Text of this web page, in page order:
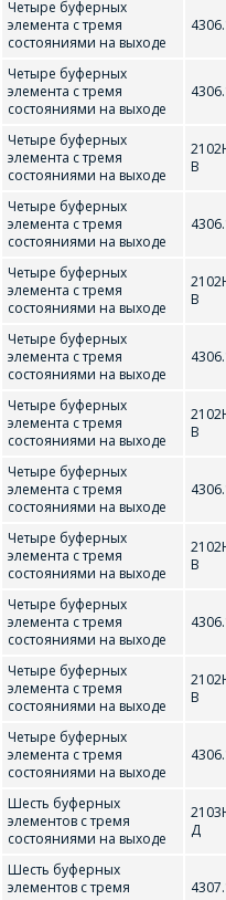
74VHC74D (ТМ2)
74VHCT02D (ЛЕ1)
74VHCT240D (АП3)
74VHCT244D (АП5)
74VHCT74D (ТМ2)
CD4001BN;К1561ЛЕ5
CD4002BD;ЭКФ1561ЛЕ6
CD4006BD;ЭКФ1561ИР10
CD4008BD; ЭКФ1561ИМ1
CD40107BD;ЭКФ1561ЛА10
CD40116AD
CD4011AN
CD4011BN;К1561ЛА7
CD4012BD; ЭКФ1561ЛА8
CD4013AN
CD4013BN;К1561ТМ2
Четыре буферных
элемента с тремя
состояниями на выходе
Четыре буферных
элемента с тремя
состояниями на выходе
Четыре буферных
элемента с тремя
состояниями на выходе
В
Четыре буферных
элемента с тремя
состояниями на выходе
Четыре буферных
элемента с тремя
состояниями на выходе
В
Четыре буферных
элемента с тремя
состояниями на выходе
Четыре буферных
элемента с тремя
состояниями на выходе
В
Четыре буферных
элемента с тремя
состояниями на выходе
Четыре буферных
элемента с тремя
состояниями на выходе
В
Четыре буферных
элемента с тремя
состояниями на выходе
Четыре буферных
элемента с тремя
состояниями на выходе
В
Четыре буферных
элемента с тремя
состояниями на выходе
Шесть буферных
элементов с тремя
состояниями на выходе
Д
Шесть буферных
элементов с тремя
Вас
по
*
С
*